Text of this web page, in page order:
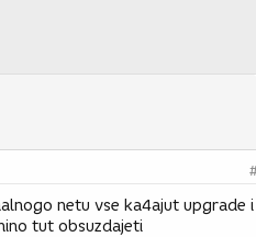
netu vse ka4ajut upgrade i
tut obsuzdajeti